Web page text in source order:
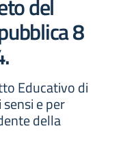
del
8
Educativo di
e per
della